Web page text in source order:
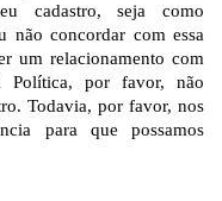
cadastro, seja como
não concordar com essa
um relacionamento com
Política, por favor, não
Todavia, por favor, nos
para que possamos